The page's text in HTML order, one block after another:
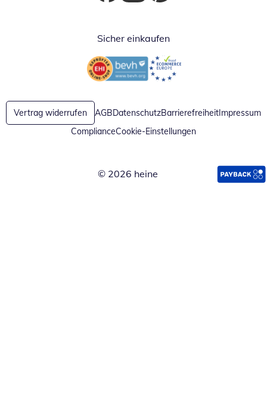
Öffnet in neuem Fenster
Öffnet in neuem Fenster
Öffnet in neuem Fenster
Sicher einkaufen
Öffnet in neuem FensterÖffnet in neuem Fenster
Vertrag widerrufen AGBDatenschutzBarrierefreiheitImpressum
ComplianceCookie-Einstellungen
© 2026 heine